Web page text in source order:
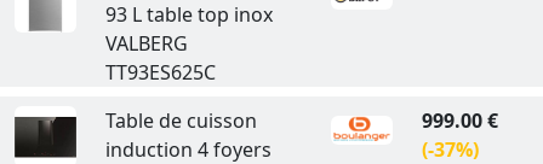
93 L table top inox
VALBERG
TT93ES625C
Table de cuisson
induction 4 foyers
999.00 €
(-37%)